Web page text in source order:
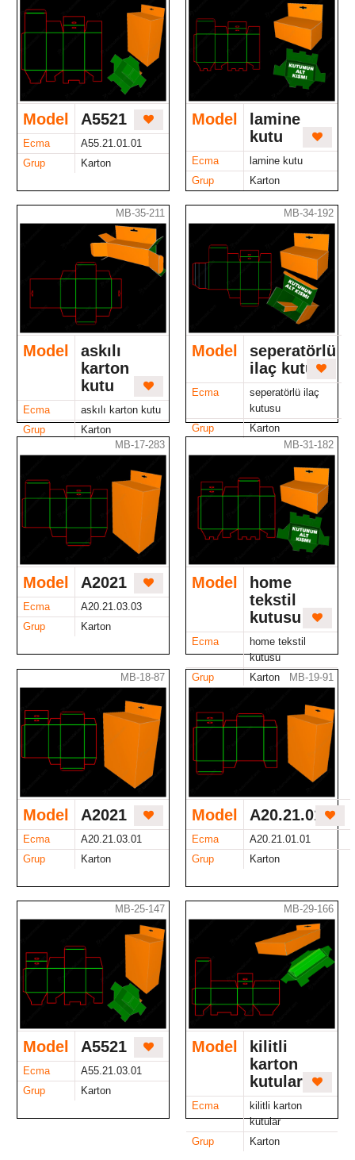
Model A5521
Ecma
A55.21.01.01
Grup
Karton
Model
lamine
kutu
Ecma
lamine kutu
Grup
Karton
MB-35-211
Model
askılı
karton
kutu
Ecma
askılı karton kutu
Grup
Karton
MB-34-192
Model
seperatörlü
ilaç kutusu
Ecma
seperatörlü ilaç
kutusu
Grup
Karton
MB-17-283
Model A2021
Ecma
A20.21.03.03
Grup
Karton
MB-31-182
Model
home
tekstil
kutusu
Ecma
home tekstil
kutusu
Grup
Karton
MB-18-87
Model A2021
Ecma
A20.21.03.01
Grup
Karton
MB-19-91
Model A20.21.01.01
Ecma
A20.21.01.01
Grup
Karton
MB-25-147
Model A5521
Ecma
A55.21.03.01
Grup
Karton
MB-29-166
Model
kilitli
karton
kutular
Ecma
kilitli karton
kutular
Grup
Karton